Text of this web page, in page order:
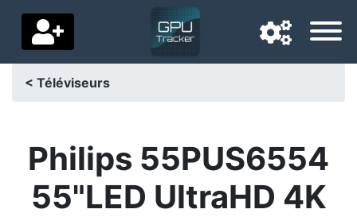
Pays de livraison
Accueil
< Téléviseurs
Philips 55PUS6554
55"LED UltraHD 4K